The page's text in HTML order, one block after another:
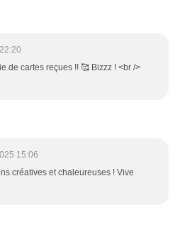
de cartes reçues !! 🥰 Bizzz ! <br />
15:06
créatives et chaleureuses ! Vive